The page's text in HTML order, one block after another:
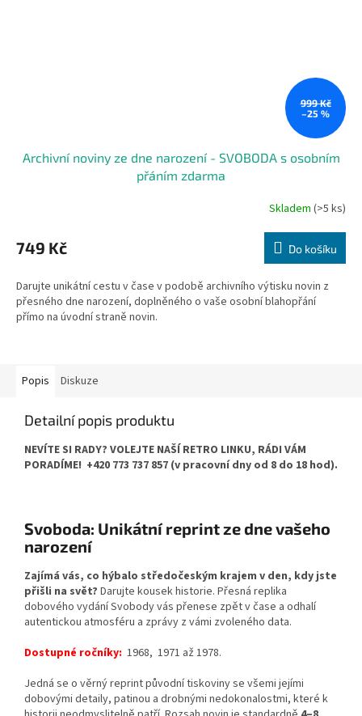
999 Kč
–25 %
Archivní noviny ze dne narození - SVOBODA s osobním
přáním zdarma
Skladem (>5 ks)
749 Kč Do košíku
Darujte unikátní cestu v čase v podobě archivního výtisku novin z
přesného dne narození, doplněného o vaše osobní blahopřání
přímo na úvodní straně novin.
Popis Diskuze
Detailní popis produktu
NEVÍTE SI RADY? VOLEJTE NAŠÍ RETRO LINKU, RÁDI VÁM
PORADÍME! +420 773 737 857 (v pracovní dny od 8 do 18 hod).
Svoboda: Unikátní reprint ze dne vašeho
narození
Zajímá vás, co hýbalo středočeským krajem v den, kdy jste
přišli na svět? Darujte kousek historie. Přesná replika
dobového vydání Svobody vás přenese zpět v čase a odhalí
autentickou atmosféru a zprávy z vámi zvoleného data.
Dostupné ročníky: 1968, 1971 až 1978.
Jedná se o věrný reprint původní tiskoviny se všemi jejími
dobovými detaily, patinou a drobnými nedokonalostmi, které k